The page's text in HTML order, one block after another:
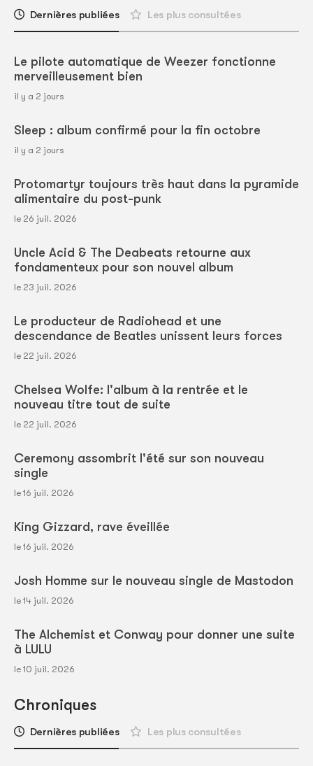
Dernières publiées Les plus consultées
Le pilote automatique de Weezer fonctionne
merveilleusement bien
il y a 2 jours
Sleep : album confirmé pour la fin octobre
il y a 2 jours
Protomartyr toujours très haut dans la pyramide
alimentaire du post-punk
le 26 juil. 2026
Uncle Acid & The Deabeats retourne aux
fondamenteux pour son nouvel album
le 23 juil. 2026
Le producteur de Radiohead et une
descendance de Beatles unissent leurs forces
le 22 juil. 2026
Chelsea Wolfe: l'album à la rentrée et le
nouveau titre tout de suite
le 22 juil. 2026
Ceremony assombrit l'été sur son nouveau
single
le 16 juil. 2026
King Gizzard, rave éveillée
le 16 juil. 2026
Josh Homme sur le nouveau single de Mastodon
le 14 juil. 2026
The Alchemist et Conway pour donner une suite
à LULU
le 10 juil. 2026
Chroniques
Dernières publiées Les plus consultées